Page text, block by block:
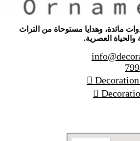
مائدة، وهدايا مستوحاة من التراث
والحياة العصرية.